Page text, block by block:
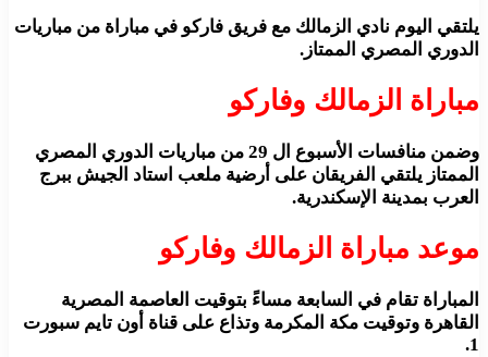
يلتقي اليوم نادي الزمالك مع فريق فاركو في مباراة من مباريات
الدوري المصري الممتاز.
مباراة الزمالك وفاركو
وضمن منافسات الأسبوع ال 29 من مباريات الدوري المصري
الممتاز يلتقي الفريقان على أرضية ملعب استاد الجيش ببرج
العرب بمدينة الإسكندرية.
موعد مباراة الزمالك وفاركو
المباراة تقام في السابعة مساءً بتوقيت العاصمة المصرية
القاهرة وتوقيت مكة المكرمة وتذاع على قناة أون تايم سبورت
1.